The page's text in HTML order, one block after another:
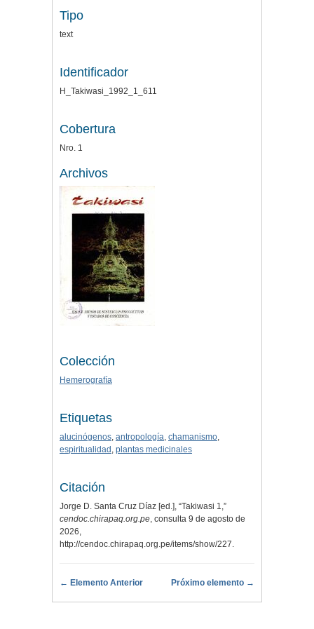
Tipo
text
Identificador
H_Takiwasi_1992_1_611
Cobertura
Nro. 1
Archivos
Colección
Hemerografía
Etiquetas
alucinógenos, antropología, chamanismo,
espiritualidad , plantas medicinales
Citación
Jorge D. Santa Cruz Díaz [ed.], “Takiwasi 1,”
cendoc.chirapaq.org.pe, consulta 9 de agosto de
2026,
http://cendoc.chirapaq.org.pe/items/show/227.
← Elemento Anterior Próximo elemento →